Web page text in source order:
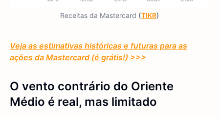
Receitas da Mastercard (TIKR)
Veja as estimativas históricas e futuras para as
ações da Mastercard (é grátis!) >>>
O vento contrário do Oriente
Médio é real, mas limitado